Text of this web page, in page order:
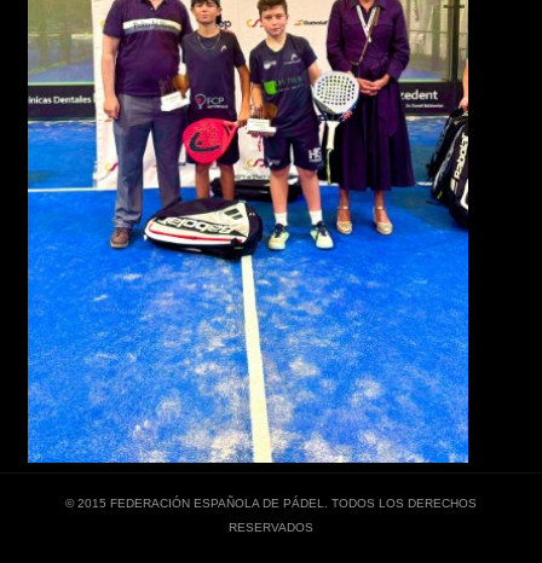
© 2015 FEDERACIÓN ESPAÑOLA DE PÁDEL. TODOS LOS DERECHOS
RESERVADOS